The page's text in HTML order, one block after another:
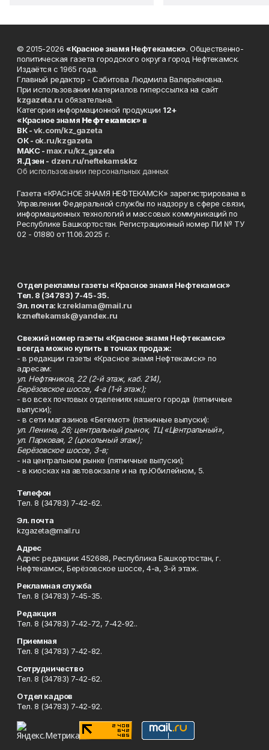
© 2015-2026 «Красное знамя Нефтекамск». Общественно-
политическая газета городского округа город Нефтекамск.
Издаётся с 1965 года.
Главный редактор - Сабитова Людмила Валерьяновна.
При использовании материалов гиперссылка на сайт
kzgazeta.ru обязательна.
Категория информационной продукции 12+
«Красное знамя Нефтекамск» в
ВК -vk.com/kz_gazeta
ОК - ok.ru/kzgazeta
MAKC - max.ru/kz_gazeta
Я.Дзен - dzen.ru/neftekamskkz
Об использовании персональных данных
Газета «КРАСНОЕ ЗНАМЯ НЕФТЕКАМСК» зарегистрирована в
Управлении Федеральной службы по надзору в сфере связи,
информационных технологий и массовых коммуникаций по
Республике Башкортостан. Регистрационный номер ПИ № ТУ
02 - 01880 от 11.06.2025 г.
Отдел рекламы газеты «Красное знамя Нефтекамск»
Тел. 8 (34783) 7-45-35.
Эл. почта: kzreklama@mail.ru
kzneftekamsk@yandex.ru
Свежий номер газеты «Красное знамя Нефтекамск»
всегда можно купить в точках продаж:
- в редакции газеты «Красное знамя Нефтекамск» по
адресам:
ул. Нефтяников, 22 (2-й этаж, каб. 214),
Берёзовское шоссе, 4-а (1-й этаж);
- во всех почтовых отделениях нашего города (пятничные
выпуски);
- в сети магазинов «Бегемот» (пятничные выпуски):
ул. Ленина, 26; центральный рынок, ТЦ «Центральный»,
ул. Парковая, 2 (цокольный этаж);
Берёзовское шоссе, 3-в;
- на центральном рынке (пятничные выпуски);
- в киосках на автовокзале и на пр.Юбилейном, 5.
Телефон
Тел. 8 (34783) 7-42-62.
Эл. почта
kzgazeta@mail.ru
Адрес
Адрес редакции: 452688, Республика Башкортостан, г.
Нефтекамск, Берёзовское шоссе, 4-а, 3-й этаж.
Рекламная служба
Тел. 8 (34783) 7-45-35.
Редакция
Тел. 8 (34783) 7-42-72, 7-42-92..
Приемная
Тел. 8 (34783) 7-42-82.
Сотрудничество
Тел. 8 (34783) 7-42-62.
Отдел кадров
Тел. 8 (34783) 7-42-92.